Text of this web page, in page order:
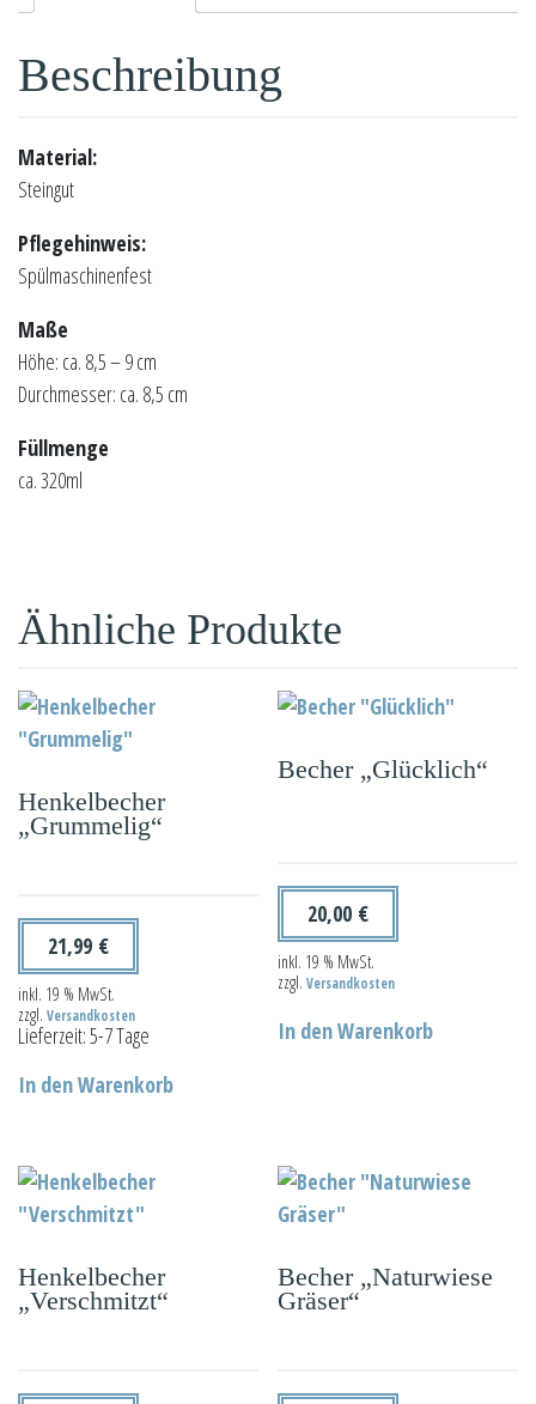
Beschreibung
Material:
Steingut
Pflegehinweis:
Spülmaschinenfest
Maße
Höhe: ca. 8,5 – 9 cm
Durchmesser: ca. 8,5 cm
Füllmenge
ca. 320ml
Ähnliche Produkte
Henkelbecher
„Grummelig“
21,99 €
inkl. 19 % MwSt.
zzgl. Versandkosten
Lieferzeit:5-7 Tage
In den Warenkorb
Becher „Glücklich“
20,00 €
inkl. 19 % MwSt.
zzgl.Versandkosten
In den Warenkorb
Henkelbecher
„Verschmitzt“
Becher „Naturwiese
Gräser“